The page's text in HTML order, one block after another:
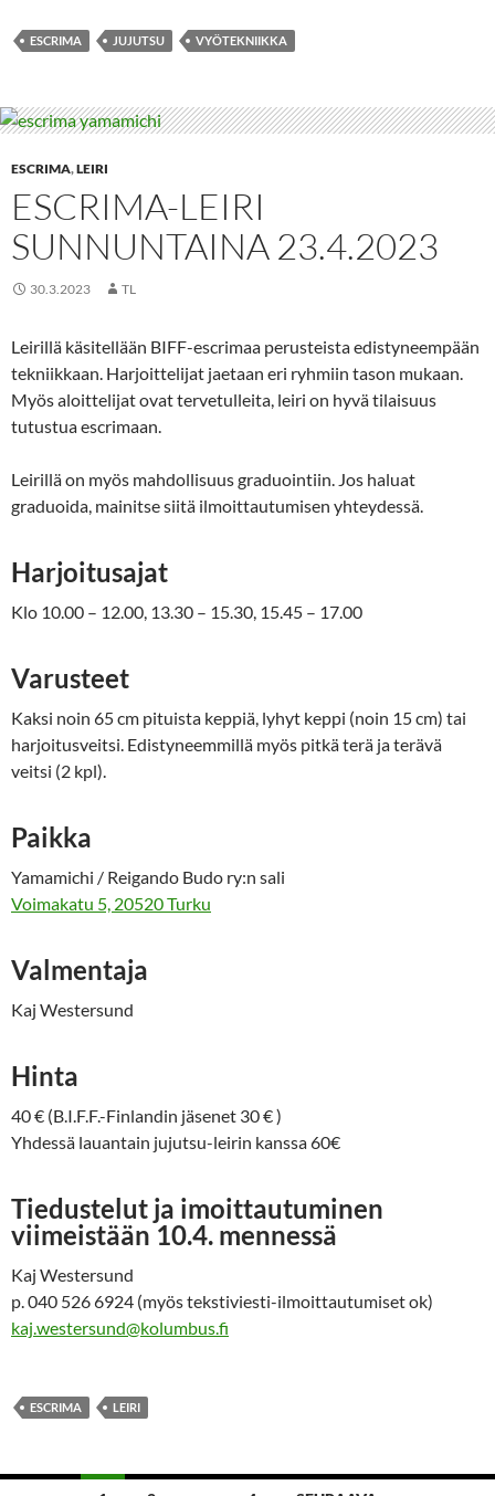
ESCRIMA JUJUTSU VYÖTEKNIIKKA
ESCRIMA,LEIRI
ESCRIMA-LEIRI
SUNNUNTAINA 23.4.2023
30.3.2023 TL
Leirillä käsitellään BIFF-escrimaa perusteista edistyneempään
tekniikkaan. Harjoittelijat jaetaan eri ryhmiin tason mukaan.
Myös aloittelijat ovat tervetulleita, leiri on hyvä tilaisuus
tutustua escrimaan.
Leirillä on myös mahdollisuus graduointiin. Jos haluat
graduoida, mainitse siitä ilmoittautumisen yhteydessä.
Harjoitusajat
Klo 10.00 – 12.00, 13.30 – 15.30, 15.45 – 17.00
Varusteet
Kaksi noin 65 cm pituista keppiä, lyhyt keppi (noin 15 cm) tai
harjoitusveitsi. Edistyneemmillä myös pitkä terä ja terävä
veitsi (2 kpl).
Paikka
Yamamichi / Reigando Budo ry:n sali
Voimakatu 5, 20520 Turku
Valmentaja
Kaj Westersund
Hinta
40 € (B.I.F.F.-Finlandin jäsenet 30 € )
Yhdessä lauantain jujutsu-leirin kanssa 60€
Tiedustelut ja imoittautuminen
viimeistään 10.4. mennessä
Kaj Westersund
p. 040 526 6924 (myös tekstiviesti-ilmoittautumiset ok)
kaj.westersund@kolumbus.fi
ESCRIMA LEIRI